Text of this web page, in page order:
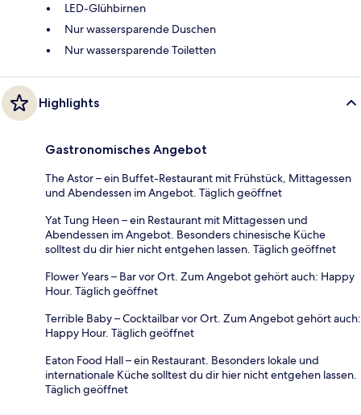
LED-Glühbirnen
Nur wassersparende Duschen
Nur wassersparende Toiletten
Highlights
Gastronomisches Angebot
The Astor – ein Buffet-Restaurant mit Frühstück, Mittagessen
und Abendessen im Angebot. Täglich geöffnet
Yat Tung Heen – ein Restaurant mit Mittagessen und
Abendessen im Angebot. Besonders chinesische Küche
solltest du dir hier nicht entgehen lassen. Täglich geöffnet
Flower Years – Bar vor Ort. Zum Angebot gehört auch: Happy
Hour. Täglich geöffnet
Terrible Baby – Cocktailbar vor Ort. Zum Angebot gehört auch:
Happy Hour. Täglich geöffnet
Eaton Food Hall – ein Restaurant. Besonders lokale und
internationale Küche solltest du dir hier nicht entgehen lassen.
Täglich geöffnet